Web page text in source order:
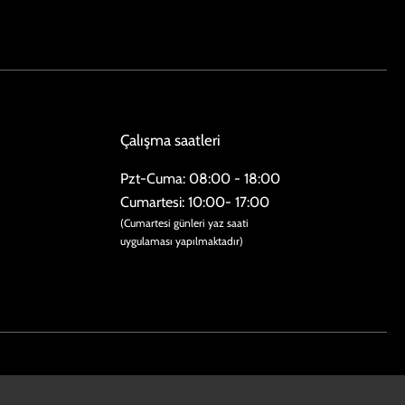
Çalışma saatleri
Pzt-Cuma: 08:00 - 18:00
​​Cumartesi: 10:00- 17:00
(Cumartesi günleri yaz saati
uygulaması yapılmaktadır)